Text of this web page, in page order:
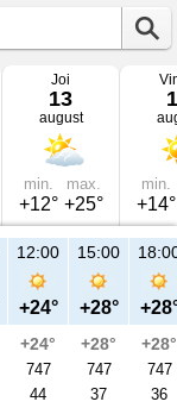
Joi
13
august
min.
+12°
max.
+25°
min.
+14°
12:00
+24°
+24°
747
44
15:00
+28°
+28°
747
37
+28°
747
36